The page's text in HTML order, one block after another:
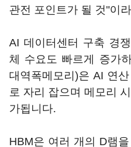
관전 포인트가 될 것"이
AI 데이터센터 구축 경
체 수요도 빠르게 증가
대역폭메모리)은 AI 연
로 자리 잡으며 메모리
가됩니다.
HBM은 여러 개의 D램